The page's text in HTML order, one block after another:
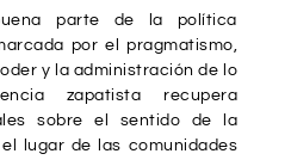
parte de la política
por el pragmatismo,
y la administración de lo
zapatista recupera
sobre el sentido de la
lugar de las comunidades